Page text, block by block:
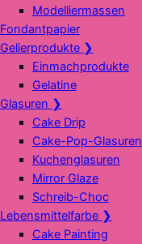
Modelliermassen
Fondantpapier
Gelierprodukte ❯
Einmachprodukte
Gelatine
Glasuren ❯
Cake Drip
Cake-Pop-Glasuren
Kuchenglasuren
Mirror Glaze
Schreib-Choc
Lebensmittelfarbe ❯
Cake Painting